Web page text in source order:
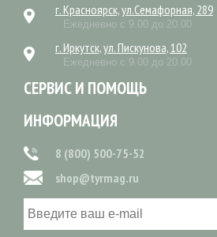
г. Красноярск, ул.Семафорная, 289
Ежедневно с 9.00 до 20.00
г. Иркутск, ул. Пискунова, 102
Ежедневно с 9.00 до 20.00
СЕРВИС И ПОМОЩЬ
ИНФОРМАЦИЯ
8 (800) 500-75-52
shop@tyrmag.ru